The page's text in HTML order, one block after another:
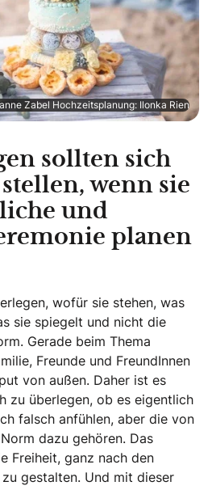
Zabel Hochzeitsplanung: Ilonka Rien
sollten sich
stellen, wenn sie
und
planen
wofür sie stehen, was
sie spiegelt und nicht die
Gerade beim Thema
Freunde und FreundInnen
von außen. Daher ist es
zu überlegen, ob es eigentlich
falsch anfühlen, aber die von
dazu gehören. Das
Freiheit, ganz nach den
gestalten. Und mit dieser